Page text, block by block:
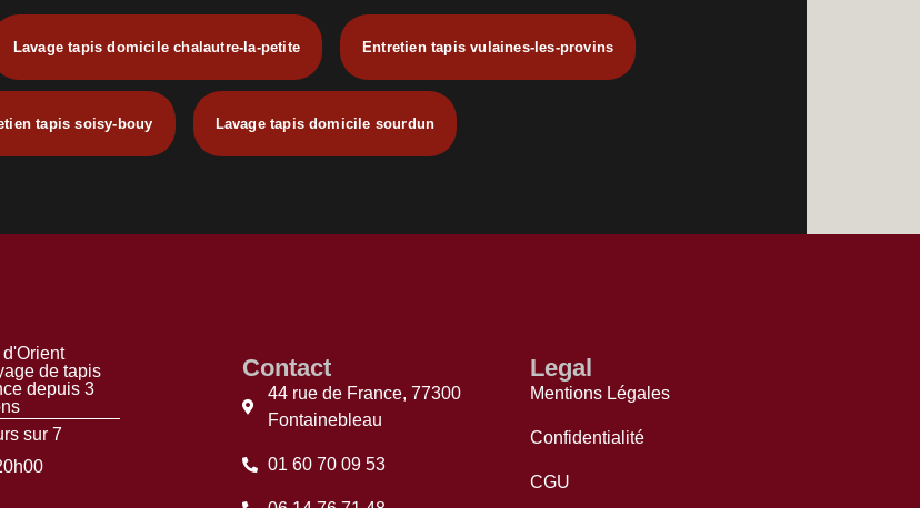
Lavage tapis domicile chalautre-la-petite Entretien tapis vulaines-les-provins
tapis soisy-bouy Lavage tapis domicile sourdun
de tapis
depuis 3
sur 7
Contact
44 rue de France, 77300
Fontainebleau
01 60 70 09 53
Legal
Mentions Légales
Confidentialité
CGU